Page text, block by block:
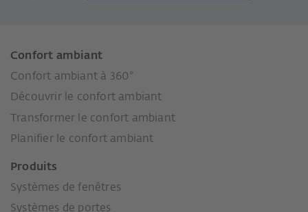
Confort ambiant
Confort ambiant à 360°
Découvrir le confort ambiant
Transformer le confort ambiant
Planifier le confort ambiant
Produits
Systèmes de fenêtres
Systèmes de portes